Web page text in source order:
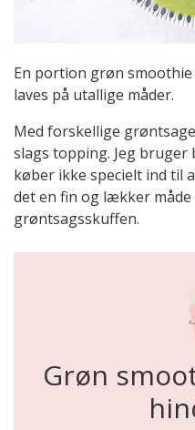
En portion grøn smoothie
laves på utallige måder.
Med forskellige
slags topping. Jeg bruger
køber ikke specielt ind til
det en fin og lækker
grøntsagsskuffen.
Grøn